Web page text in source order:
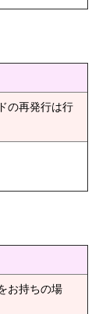
の再発行は行
お持ちの場